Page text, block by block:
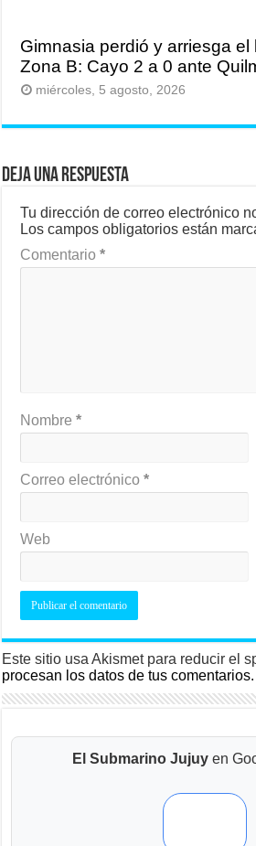
Gimnasia perdió y arriesga el
Zona B: Cayo 2 a 0 ante
miércoles, 5 agosto, 2026
Deja una respuesta
Tu dirección de correo electrónico
Los campos obligatorios están
Comentario*
Nombre*
Correo electrónico*
Web
Este sitio usa Akismet para reducir el
procesan los datos de tus comentarios.
El Submarino Jujuy en